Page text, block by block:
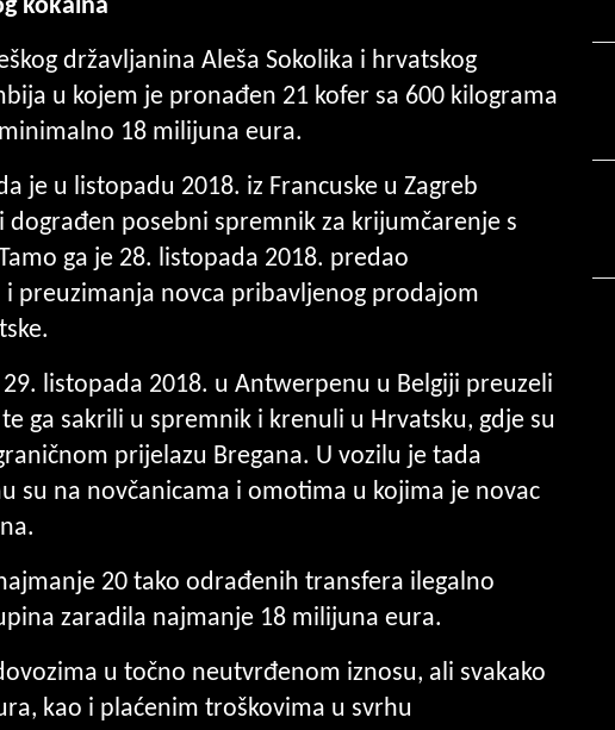
kokaina
državljanina Aleša Sokolika i hrvatskog
u kojem je pronađen 21 kofer sa 600 kilograma
18 milijuna eura.
je u listopadu 2018. iz Francuske u Zagreb
posebni spremnik za krijumčarenje s
ga je 28. listopada 2018. predao
preuzimanja novca pribavljenog prodajom
listopada 2018. u Antwerpenu u Belgiji preuzeli
ga sakrili u spremnik i krenuli u Hrvatsku, gdje su
prijelazu Bregana. U vozilu je tada
su na novčanicama i omotima u kojima je novac
20 tako odrađenih transfera ilegalno
zaradila najmanje 18 milijuna eura.
u točno neutvrđenom iznosu, ali svakako
kao i plaćenim troškovima u svrhu